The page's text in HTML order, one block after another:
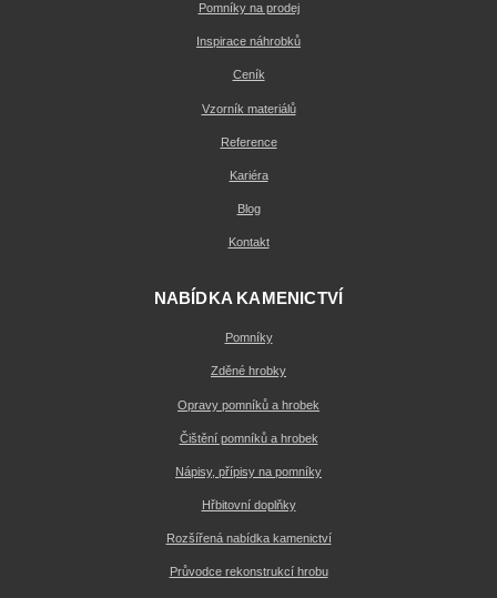
Pomníky na prodej
Inspirace náhrobků
Ceník
Vzorník materiálů
Reference
Kariéra
Blog
Kontakt
NABÍDKA KAMENICTVÍ
Pomníky
Zděné hrobky
Opravy pomníků a hrobek
Čištění pomníků a hrobek
Nápisy, přípisy na pomníky
Hřbitovní doplňky
Rozšířená nabídka kamenictví
Průvodce rekonstrukcí hrobu